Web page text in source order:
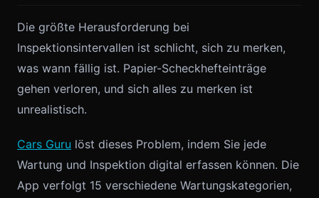
Die größte Herausforderung bei
Inspektionsintervallen ist schlicht, sich zu merken,
was wann fällig ist. Papier-Scheckhefteinträge
gehen verloren, und sich alles zu merken ist
unrealistisch.
Cars Guru löst dieses Problem, indem Sie jede
Wartung und Inspektion digital erfassen können. Die
App verfolgt 15 verschiedene Wartungskategorien,